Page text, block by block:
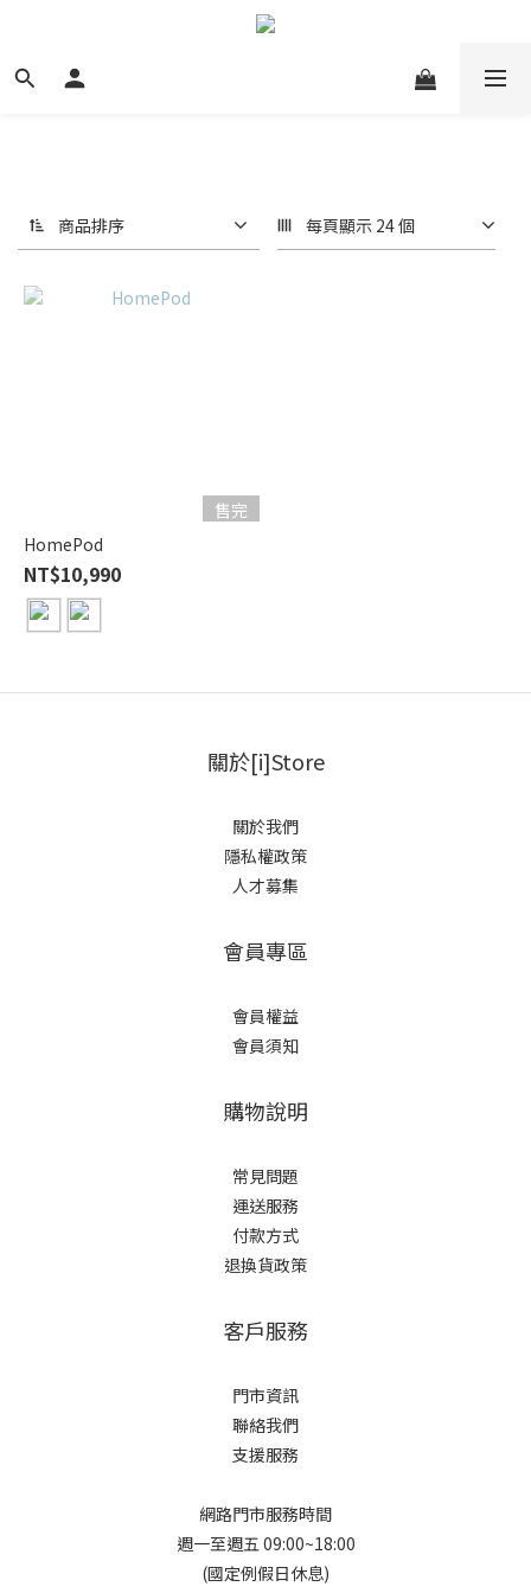
商品排序 每頁顯示 24 個
售完
HomePod
NT$10,990
關於[i]Store
關於我們
隱私權政策
人才募集
會員專區
會員權益
會員須知
購物說明
常見問題
運送服務
付款方式
退換貨政策
客戶服務
門市資訊
聯絡我們
支援服務
網路門市服務時間
週一至週五 09:00~18:00
(國定例假日休息)